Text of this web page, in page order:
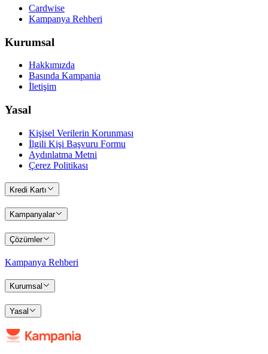
Cardwise
Kampanya Rehberi
Kurumsal
Hakkımızda
Basında Kampania
İletişim
Yasal
Kişisel Verilerin Korunması
İlgili Kişi Başvuru Formu
Aydınlatma Metni
Çerez Politikası
Kredi Kartı
Kampanyalar
Çözümler
Kampanya Rehberi
Kurumsal
Yasal